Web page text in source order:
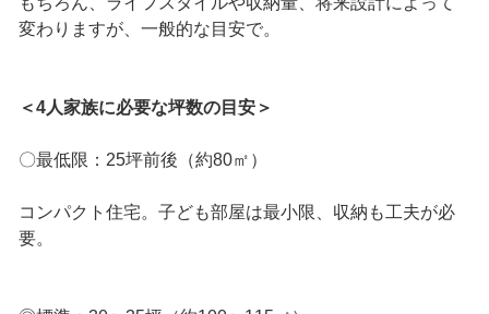
変わりますが、一般的な目安で。
＜4人家族に必要な坪数の目安＞
〇最低限：25坪前後（約80㎡）
コンパクト住宅。子ども部屋は最小限、収納も工夫が必
要。